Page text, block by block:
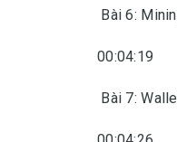
Bài 6:
00:04:19
Bài 7: